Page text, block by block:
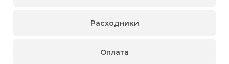
Расходники
Оплата